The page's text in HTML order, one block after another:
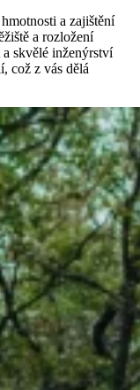
a zajištění
a rozložení
skvělé inženýrství
což z vás dělá